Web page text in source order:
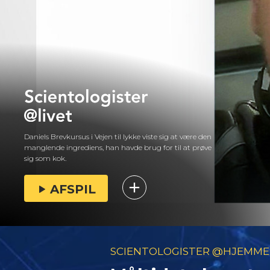
Daniels Brevkursus i Vejen til lykke viste sig at være den
manglende ingrediens, han havde brug for til at prøve
sig som kok.
AFSPIL
SCIENTOLOGISTER @HJEMME